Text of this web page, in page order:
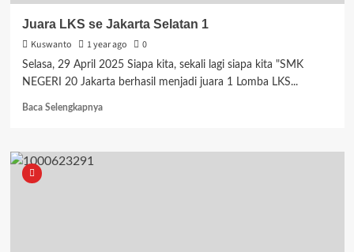
Juara LKS se Jakarta Selatan 1
Kuswanto
1 year ago 0
Selasa, 29 April 2025 Siapa kita, sekali lagi siapa kita "SMK
NEGERI 20 Jakarta berhasil menjadi juara 1 Lomba LKS...
Baca SelengkapnyaRead
Juara